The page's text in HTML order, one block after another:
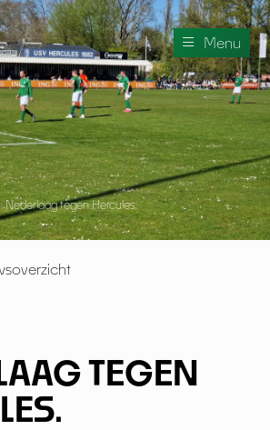
Menu
Nederlaag tegen Hercules.
TEGEN